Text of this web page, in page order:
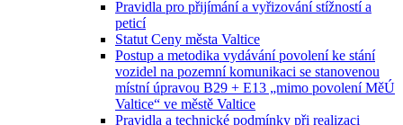
Pravidla pro přijímání a vyřizování stížností a
peticí
Statut Ceny města Valtice
Postup a metodika vydávání povolení ke stání
vozidel na pozemní komunikaci se stanovenou
místní úpravou B29 + E13 „mimo povolení MěÚ
Valtice“ ve městě Valtice
Pravidla a technické podmínky při realizaci